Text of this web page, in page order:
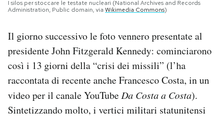
I silos per stoccare le testate nucleari (National Archives and Records
Administration, Public domain, via Wikimedia Commons)
Il giorno successivo le foto vennero presentate al
presidente John Fitzgerald Kennedy: cominciarono
così i 13 giorni della “crisi dei missili” (l’ha
raccontata di recente anche Francesco Costa, in un
video per il canale YouTube Da Costa a Costa).
Sintetizzando molto, i vertici militari statunitensi